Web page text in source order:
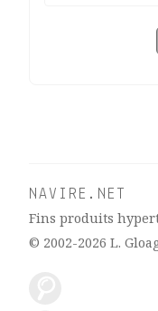
NAVIRE.NET
Fins produits
© 2002-2026 L.